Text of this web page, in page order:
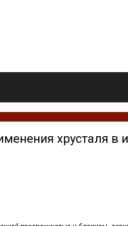
хрусталя в